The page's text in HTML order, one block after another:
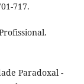
717.
Paradoxal -